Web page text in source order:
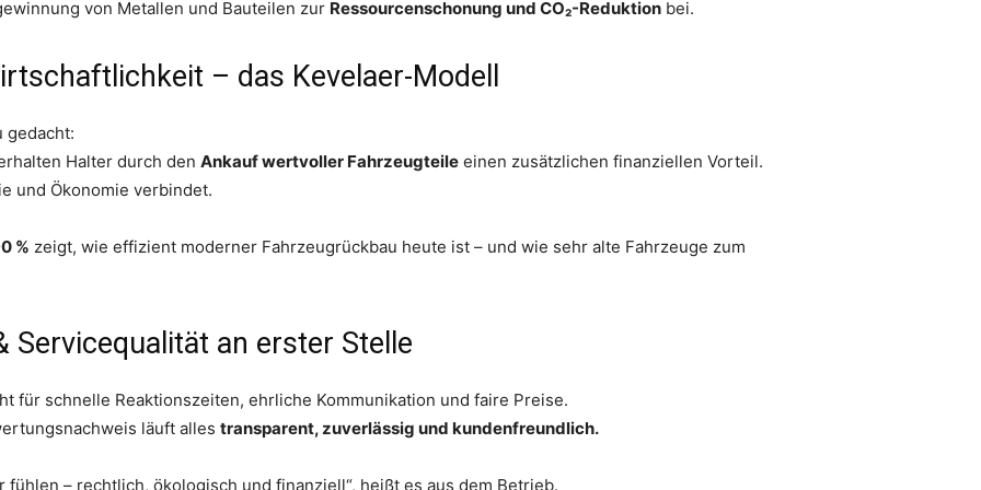
von Metallen und Bauteilen zur Ressourcenschonung und CO₂-Reduktion bei.
– das Kevelaer-Modell
gedacht:
Halter durch den Ankauf wertvoller Fahrzeugteile einen zusätzlichen finanziellen Vorteil.
und Ökonomie verbindet.
% zeigt, wie effizient moderner Fahrzeugrückbau heute ist – und wie sehr alte Fahrzeuge zum
Servicequalität an erster Stelle
für schnelle Reaktionszeiten, ehrliche Kommunikation und faire Preise.
läuft alles transparent, zuverlässig und kundenfreundlich.
fühlen – rechtlich, ökologisch und finanziell“, heißt es aus dem Betrieb.